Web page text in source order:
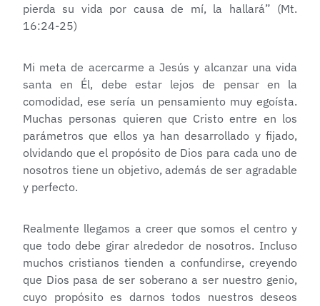
pierda su vida por causa de mí, la hallará” (Mt.
16:24-25)
Mi meta de acercarme a Jesús y alcanzar una vida
santa en Él, debe estar lejos de pensar en la
comodidad, ese sería un pensamiento muy egoísta.
Muchas personas quieren que Cristo entre en los
parámetros que ellos ya han desarrollado y fijado,
olvidando que el propósito de Dios para cada uno de
nosotros tiene un objetivo, además de ser agradable
y perfecto.
Realmente llegamos a creer que somos el centro y
que todo debe girar alrededor de nosotros. Incluso
muchos cristianos tienden a confundirse, creyendo
que Dios pasa de ser soberano a ser nuestro genio,
cuyo propósito es darnos todos nuestros deseos